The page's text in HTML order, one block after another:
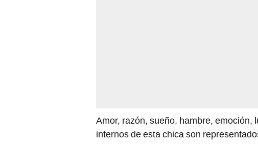
Amor, razón, sueño, hambre, emoción,
internos de esta chica son